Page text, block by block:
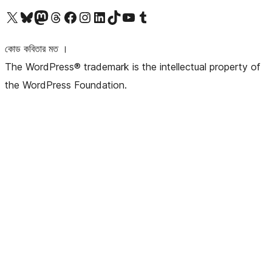
আমাদের X (আগের টুইটার) অ্যাকাউন্টে যানআমাদের Bluesky অ্যাকাউন্টটি দেখুনআমাদের মাস্টোডন অ্যাকাউন্টটি দেখুনআমাদের থ্রেডস অ্যাকাউন্টটি দেখুনআমাদের ফেসবুক পেজ দেখুনআমাদের ইন্সটাগ্রাম অ্যাকাউন্ট দেখুনআমাদের লিঙ্কডইন অ্যাকাউন্টে যানআমাদের TikTok অ্যাকাউন্টটি দেখুনআমাদের ইউটিউব চ্যানেলে যান আমাদের টাম্বলার অ্যাকাউন্ট দেখুন
কোড কবিতার মত ।
The WordPress® trademark is the intellectual property of
the WordPress Foundation.